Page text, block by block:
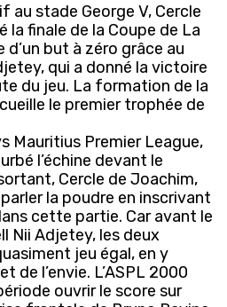
au stade George V, Cercle
la finale de la Coupe de La
d’un but à zéro grâce au
qui a donné la victoire
du jeu. La formation de la
le premier trophée de
Mauritius Premier League,
l’échine devant le
Cercle de Joachim,
la poudre en inscrivant
cette partie. Car avant le
Nii Adjetey, les deux
jeu égal, en y
de l’envie. L’ASPL 2000
ouvrir le score sur